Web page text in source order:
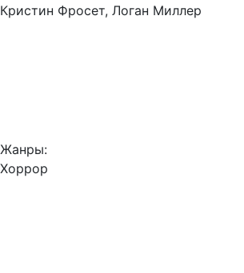
Кристин Фросет, Логан Миллер
Жанры:
Хоррор